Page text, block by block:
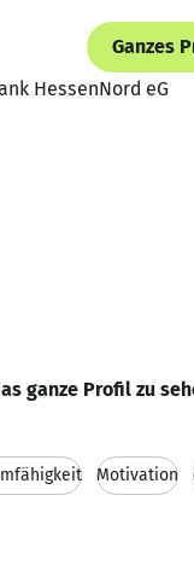
Ganzes
HessenNord eG
ganze Profil zu
Motivation